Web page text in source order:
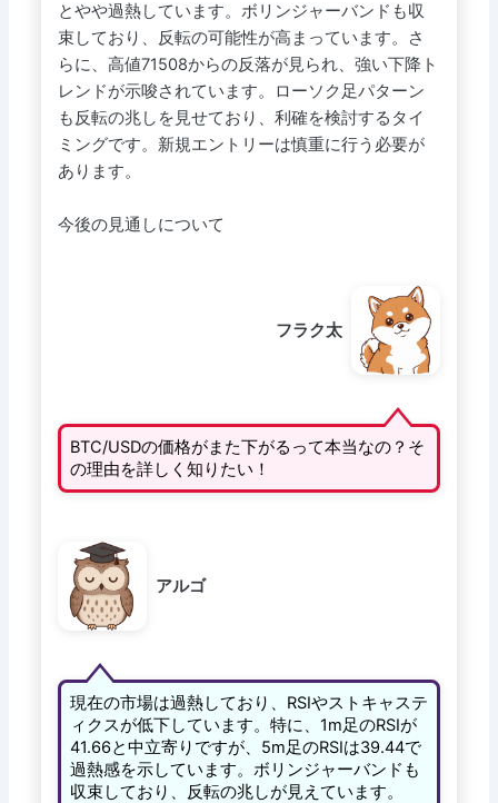
とやや過熱しています。ボリンジャーバンドも収
束しており、反転の可能性が高まっています。さ
らに、高値71508からの反落が見られ、強い下降ト
レンドが示唆されています。ローソク足パターン
も反転の兆しを見せており、利確を検討するタイ
ミングです。新規エントリーは慎重に行う必要が
あります。
今後の見通しについて
フラク太
BTC/USDの価格がまた下がるって本当なの？そ
の理由を詳しく知りたい！
アルゴ
現在の市場は過熱しており、RSIやストキャステ
ィクスが低下しています。特に、1m足のRSIが
41.66と中立寄りですが、5m足のRSIは39.44で
過熱感を示しています。ボリンジャーバンドも
収束しており、反転の兆しが見えています。